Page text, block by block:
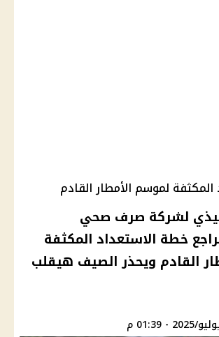
لموسم الأمطار القادم
لشركة صرف صحي
خطة الاستعداد المكثفة
القادم ويحذر الصيف هيقلب